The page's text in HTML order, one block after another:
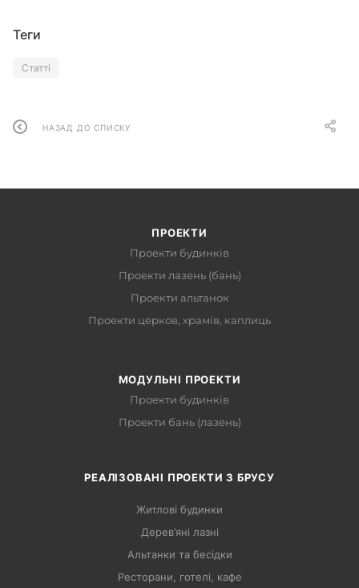
Теги
Статті
НАЗАД ДО СПИСКУ
ПРОЕКТИ
Проекти будинків
Проекти лазень (бань)
Проекти альтанок
Проекти церков, храмів, каплиць
МОДУЛЬНІ ПРОЕКТИ
Проекти будинків
Проекти бань (лазень)
РЕАЛІЗОВАНІ ПРОЕКТИ З БРУСУ
Житлові будинки
Дерев’яні лазні
Альтанки та бесідки
Ресторани, готелі, кафе